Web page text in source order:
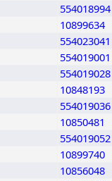
554018994
10899634
554023041
554019001
554019028
10848193
554019036
10850481
554019052
10899740
10856048